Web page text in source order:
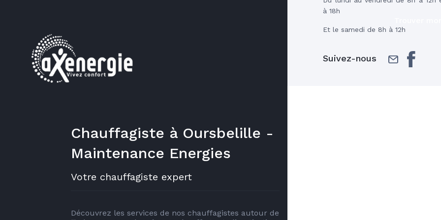
Chauffagiste à Oursbelille -
Maintenance Energies
Votre chauffagiste expert
Découvrez les services de nos chauffagistes autour de
à 18h
Et le samedi de 8h à 12h
Suivez-nous